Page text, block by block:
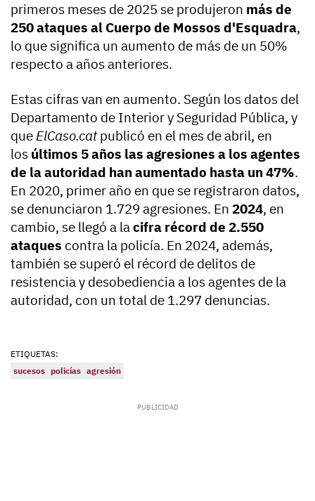
primeros meses de 2025 se produjeron más de
250 ataques al Cuerpo de Mossos d'Esquadra,
lo que significa un aumento de más de un 50%
respecto a años anteriores.
Estas cifras van en aumento. Según los datos del
Departamento de Interior y Seguridad Pública, y
queElCaso.catpublicó en el mes de abril, en
los últimos 5 años las agresiones a los agentes
de la autoridad han aumentado hasta un 47%.
En 2020, primer año en que se registraron datos,
se denunciaron 1.729 agresiones. En 2024, en
cambio, se llegó a lacifra récord de 2.550
ataques contra la policía. En 2024, además,
también se superó el récord de delitos de
resistencia y desobediencia a los agentes de la
autoridad, con un total de 1.297 denuncias.
ETIQUETAS:
sucesos policías agresión